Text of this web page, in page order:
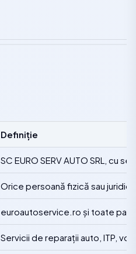
Definiție
SC EURO SERV AUTO SRL, cu
Orice persoană fizică sau
euroautoservice.ro și toate
Servicii de reparații auto, ITP,